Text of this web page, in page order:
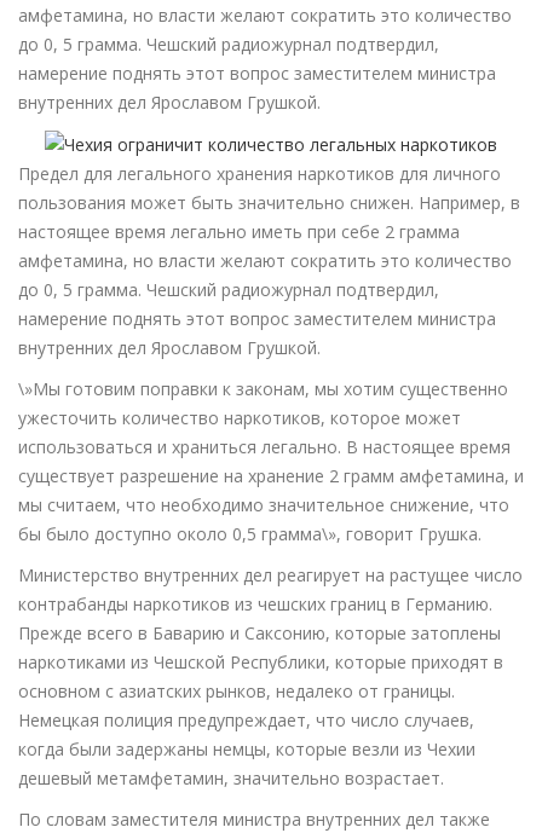
амфетамина, но власти желают сократить это количество
до 0, 5 грамма. Чешский радиожурнал подтвердил,
намерение поднять этот вопрос заместителем министра
внутренних дел Ярославом Грушкой.
Предел для легального хранения наркотиков для личного
пользования может быть значительно снижен. Например, в
настоящее время легально иметь при себе 2 грамма
амфетамина, но власти желают сократить это количество
до 0, 5 грамма. Чешский радиожурнал подтвердил,
намерение поднять этот вопрос заместителем министра
внутренних дел Ярославом Грушкой.
\»Мы готовим поправки к законам, мы хотим существенно
ужесточить количество наркотиков, которое может
использоваться и храниться легально. В настоящее время
существует разрешение на хранение 2 грамм амфетамина, и
мы считаем, что необходимо значительное снижение, что
бы было доступно около 0,5 грамма\», говорит Грушка.
Министерство внутренних дел реагирует на растущее число
контрабанды наркотиков из чешских границ в Германию.
Прежде всего в Баварию и Саксонию, которые затоплены
наркотиками из Чешской Республики, которые приходят в
основном с азиатских рынков, недалеко от границы.
Немецкая полиция предупреждает, что число случаев,
когда были задержаны немцы, которые везли из Чехии
дешевый метамфетамин, значительно возрастает.
По словам заместителя министра внутренних дел также